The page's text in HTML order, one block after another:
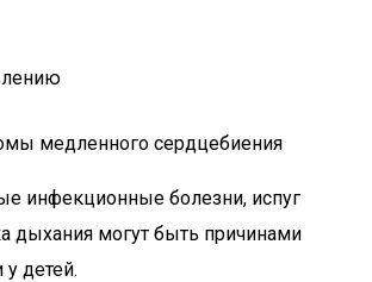
медленного сердцебиения
инфекционные болезни, испуг
дыхания могут быть причинами
детей.